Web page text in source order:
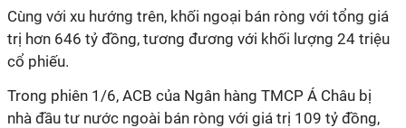
Cùng với xu hướng trên, khối ngoại bán ròng với tổng giá
trị hơn 646 tỷ đồng, tương đương với khối lượng 24 triệu
cổ phiếu.
Trong phiên 1/6, ACB của Ngân hàng TMCP Á Châu bị
nhà đầu tư nước ngoài bán ròng với giá trị 109 tỷ đồng,